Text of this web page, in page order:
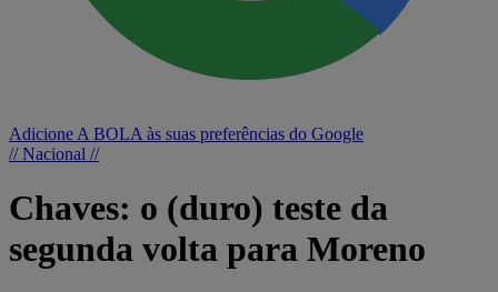
Adicione A BOLA às suas preferências do Google
// Nacional //
Chaves: o (duro) teste da
segunda volta para Moreno